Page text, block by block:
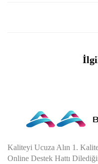
Kaliteyi Ucuza Alın 1.
Online Destek Hattı